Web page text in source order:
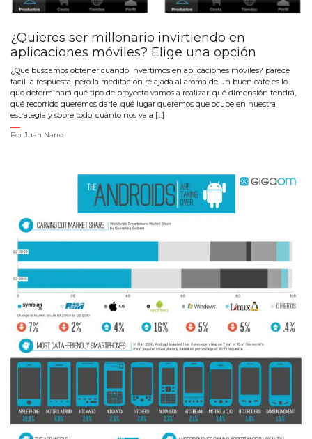
¿Quieres ser millonario invirtiendo en
aplicaciones móviles? Elige una opción
¿Qué buscamos obtener cuando invertimos en aplicaciones móviles? parece
fácil la respuesta, pero la meditación relajada al aroma de un buen café es lo
que determinará qué tipo de proyecto vamos a realizar, qué dimensión tendrá,
qué recorrido queremos darle, qué lugar queremos que ocupe en nuestra
estrategia y sobre todo, cuánto nos va a […]
Por Juan Narro